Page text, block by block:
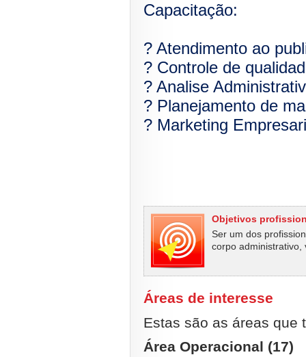
Capacitação:
? Atendimento ao
? Controle de
? Analise
? Planejamento de
? Marketing
Objetivos
Ser um dos
corpo administrativo,
Áreas de interesse
Estas são as áreas que
Área Operacional (17)